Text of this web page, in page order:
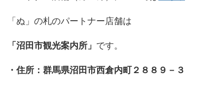
「ぬ」の札のパートナー店舗は
「沼田市観光案内所」 です。
・住所：群馬県沼田市西倉内町２８８９－３